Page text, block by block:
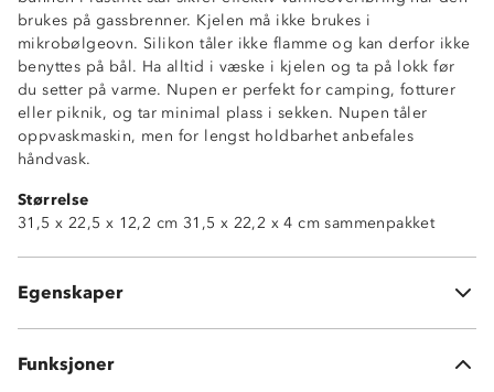
brukes på gassbrenner. Kjelen må ikke brukes i
mikrobølgeovn. Silikon tåler ikke flamme og kan derfor ikke
benyttes på bål. Ha alltid i væske i kjelen og ta på lokk før
du setter på varme. Nupen er perfekt for camping, fotturer
eller piknik, og tar minimal plass i sekken. Nupen tåler
oppvaskmaskin, men for lengst holdbarhet anbefales
håndvask.
Størrelse
31,5 x 22,5 x 12,2 cm 31,5 x 22,2 x 4 cm sammenpakket
Egenskaper
Sammenleggbar
Tåler oppvaskmaskin
Lokk
Passer til gassbrenner
Funksjoner